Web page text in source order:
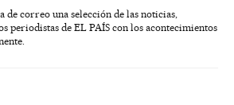
de correo una selección de las noticias,
periodistas de EL PAÍS con los acontecimientos